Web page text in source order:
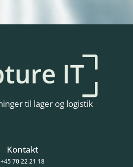
til lager og logistik
Kontakt
+45 70 22 21 18